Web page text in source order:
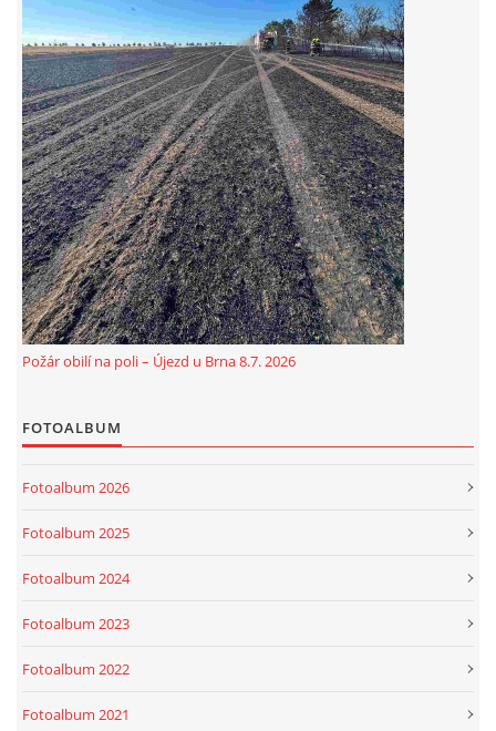
© 2026 eStránky.cz |Aktualizováno: 5. 8. 2026
Požár obilí na poli – Újezd u Brna 8.7. 2026
FOTOALBUM
Fotoalbum 2026
Fotoalbum 2025
Fotoalbum 2024
Fotoalbum 2023
Fotoalbum 2022
Fotoalbum 2021